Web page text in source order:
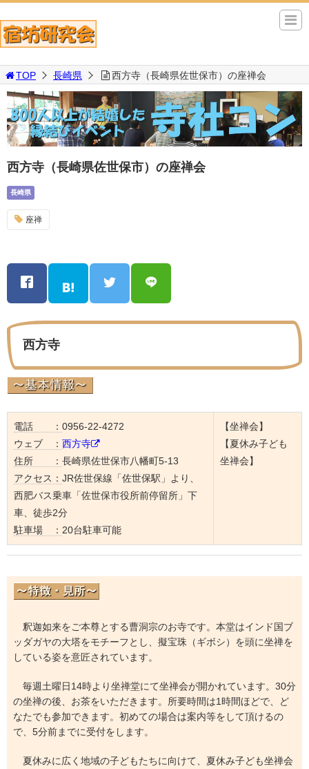
TOP 長崎県 西方寺（長崎県佐世保市）の座禅会
西方寺（長崎県佐世保市）の座禅会
長崎県
座禅
西方寺
電話 ： 0956-22-4272
ウェブ ： 西方寺
住所 ： 長崎県佐世保市八幡町5-13
アクセス： JR佐世保線「佐世保駅」より、
西肥バス乗車「佐世保市役所前停留所」下
車、徒歩2分
駐車場 ： 20台駐車可能
【坐禅会】
【夏休み子ども
坐禅会】
釈迦如来をご本尊とする曹洞宗のお寺です。本堂はインド国ブ
ッダガヤの大塔をモチーフとし、擬宝珠（ギボシ）を頭に坐禅を
している姿を意匠されています。
毎週土曜日14時より坐禅堂にて坐禅会が開かれています。30分
の坐禅の後、お茶をいただきます。所要時間は1時間ほどで、ど
なたでも参加できます。初めての場合は案内等をして頂けるの
で、5分前までに受付をします。
夏休みに広く地域の子どもたちに向けて、夏休み子ども坐禅会